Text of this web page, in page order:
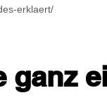
erklaert/
ganz